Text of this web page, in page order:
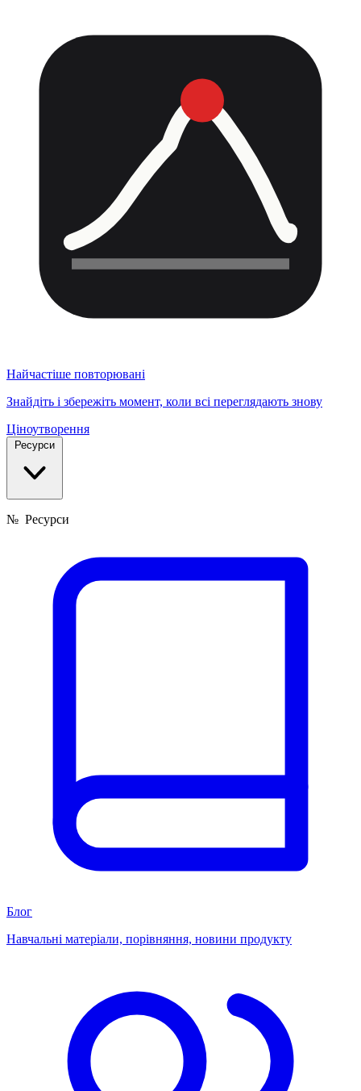
Найчастіше повторювані
Знайдіть і збережіть момент, коли всі переглядають знову
Ціноутворення
Ресурси
№ Ресурси
Блог
Навчальні матеріали, порівняння, новини продукту